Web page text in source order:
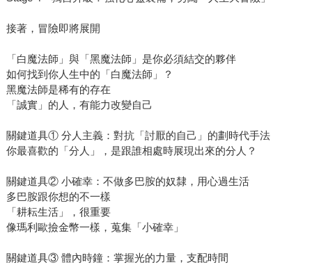
接著，冒險即將展開
「白魔法師」與「黑魔法師」是你必須結交的夥伴
如何找到你人生中的「白魔法師」？
黑魔法師是稀有的存在
「誠實」的人，有能力改變自己
關鍵道具① 分人主義：對抗「討厭的自己」的劃時代手法
你最喜歡的「分人」，是跟誰相處時展現出來的分人？
關鍵道具② 小確幸：不做多巴胺的奴隸，用心過生活
多巴胺跟你想的不一樣
「耕耘生活」，很重要
像瑪利歐撿金幣一樣，蒐集「小確幸」
關鍵道具③ 體內時鐘：掌握光的力量，支配時間